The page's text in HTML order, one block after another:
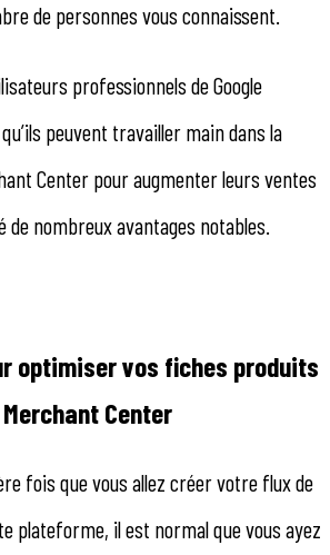
de personnes vous connaissent.
professionnels de Google
peuvent travailler main dans la
Center pour augmenter leurs ventes
de nombreux avantages notables.
optimiser vos fiches produits
Center
fois que vous allez créer votre flux de
plateforme, il est normal que vous ayez